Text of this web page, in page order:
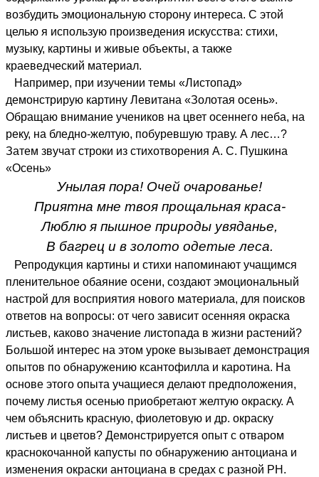
возбудить эмоциональную сторону интереса. С этой
целью я использую произведения искусства: стихи,
музыку, картины и живые объекты, а также
краеведческий материал.
Например, при изучении темы «Листопад»
демонстрирую картину Левитана «Золотая осень».
Обращаю внимание учеников на цвет осеннего неба, на
реку, на бледно-желтую, побуревшую траву. А лес…?
Затем звучат строки из стихотворения А. С. Пушкина
«Осень»
Унылая пора! Очей очарованье!
Приятна мне твоя прощальная краса-
Люблю я пышное природы увяданье,
В багрец и в золото одетые леса.
Репродукция картины и стихи напоминают учащимся
пленительное обаяние осени, создают эмоциональный
настрой для восприятия нового материала, для поисков
ответов на вопросы: от чего зависит осенняя окраска
листьев, каково значение листопада в жизни растений?
Большой интерес на этом уроке вызывает демонстрация
опытов по обнаружению ксантофилла и каротина. На
основе этого опыта учащиеся делают предположения,
почему листья осенью приобретают желтую окраску. А
чем объяснить красную, фиолетовую и др. окраску
листьев и цветов? Демонстрируется опыт с отваром
краснокочанной капусты по обнаружению антоциана и
изменения окраски антоциана в средах с разной РН.